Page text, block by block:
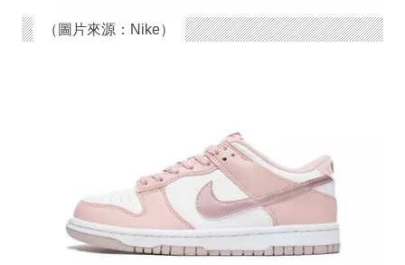
（圖片來源：Nike）